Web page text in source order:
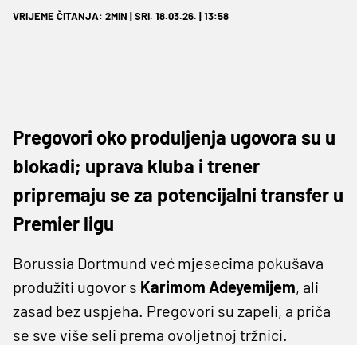
VRIJEME ČITANJA: 2MIN | SRI. 18.03.26. | 13:58
Pregovori oko produljenja ugovora su u
blokadi; uprava kluba i trener
pripremaju se za potencijalni transfer u
Premier ligu
Borussia Dortmund već mjesecima pokušava
produžiti ugovor s Karimom Adeyemijem, ali
zasad bez uspjeha. Pregovori su zapeli, a priča
se sve više seli prema ovoljetnoj tržnici.